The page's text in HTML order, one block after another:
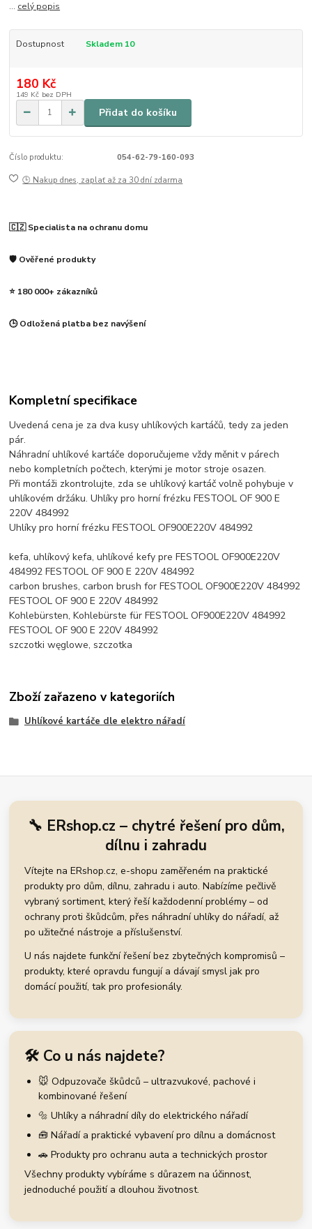
... celý popis
Dostupnost Skladem 10
180 Kč
149 Kč bez DPH
Přidat do košíku
Číslo produktu: 054-62-79-160-093
🕒 Nakup dnes, zaplať až za 30 dní zdarma
🇨🇿 Specialista na ochranu domu
🛡️ Ověřené produkty
⭐ 180 000+ zákazníků
🕒 Odložená platba bez navýšení
Kompletní specifikace
Uvedená cena je za dva kusy uhlíkových kartáčů, tedy za jeden
pár.
Náhradní uhlíkové kartáče doporučujeme vždy měnit v párech
nebo kompletních počtech, kterými je motor stroje osazen.
Při montáži zkontrolujte, zda se uhlíkový kartáč volně pohybuje v
uhlíkovém držáku. Uhlíky pro horní frézku FESTOOL OF 900 E
220V 484992
Uhlíky pro horní frézku FESTOOL OF900E220V 484992
kefa, uhlíkový kefa, uhlíkové kefy pre FESTOOL OF900E220V
484992 FESTOOL OF 900 E 220V 484992
carbon brushes, carbon brush for FESTOOL OF900E220V 484992
FESTOOL OF 900 E 220V 484992
Kohlebürsten, Kohlebürste für FESTOOL OF900E220V 484992
FESTOOL OF 900 E 220V 484992
szczotki węglowe, szczotka
Zboží zařazeno v kategoriích
Uhlíkové kartáče dle elektro nářadí
🔧 ERshop.cz – chytré řešení pro dům,
dílnu i zahradu
Vítejte na ERshop.cz, e-shopu zaměřeném na praktické
produkty pro dům, dílnu, zahradu i auto. Nabízíme pečlivě
vybraný sortiment, který řeší každodenní problémy – od
ochrany proti škůdcům, přes náhradní uhlíky do nářadí, až
po užitečné nástroje a příslušenství.
U nás najdete funkční řešení bez zbytečných kompromisů –
produkty, které opravdu fungují a dávají smysl jak pro
domácí použití, tak pro profesionály.
🛠️ Co u nás najdete?
🐭 Odpuzovače škůdců – ultrazvukové, pachové i
kombinované řešení
🔩 Uhlíky a náhradní díly do elektrického nářadí
🧰 Nářadí a praktické vybavení pro dílnu a domácnost
🚗 Produkty pro ochranu auta a technických prostor
Všechny produkty vybíráme s důrazem na účinnost,
jednoduché použití a dlouhou životnost.